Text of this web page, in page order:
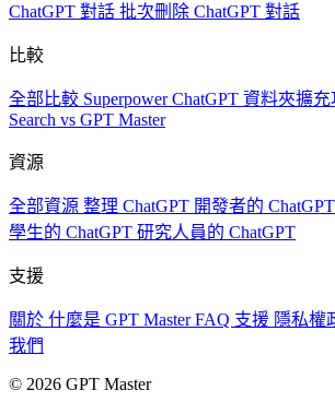
ChatGPT 對話 批次刪除 ChatGPT 對話
比較
全部比較 Superpower ChatGPT 資料夾擴充
Search vs GPT Master
資源
全部資源 整理 ChatGPT 開發者的 ChatGPT
學生的 ChatGPT 研究人員的 ChatGPT
支援
關於 什麼是 GPT MasterFAQ 支援 隱私權
我們
© 2026 GPT Master